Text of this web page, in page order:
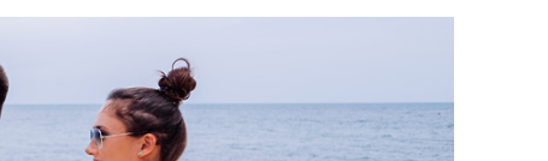
Stillen
der Brust